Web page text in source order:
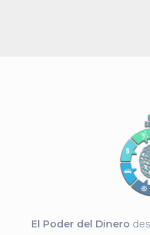
El Poder del Dinero